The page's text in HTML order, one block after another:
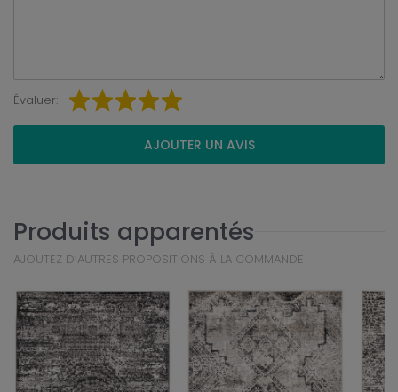
Évaluer:
AJOUTER UN AVIS
Produits apparentés
AJOUTEZ D’AUTRES PROPOSITIONS À LA COMMANDE